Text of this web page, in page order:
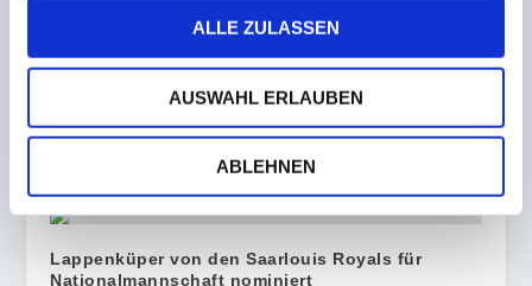
ALLE ZULASSEN
AUSWAHL ERLAUBEN
ABLEHNEN
Finale Volksbanken Masters der Frauen! Der
Spielplan steht
Lappenküper von den Saarlouis Royals für
Nationalmannschaft nominiert